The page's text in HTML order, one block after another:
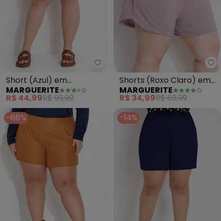
Marguerite - Short (Azul) em
Short (Azul) em
Moletinho Rajado
MARGUERITE
R$ 44,99R$ 99,99
Shorts (Roxo Claro) em
Malha Tricot
MARGUERITE
R$ 34,99R$ 69,99
-66%
-14%